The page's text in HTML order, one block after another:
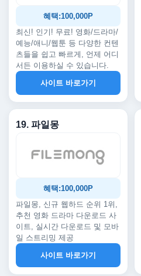
혜택:100,000P
최신! 인기! 무료! 영화/드라마/
예능/애니/웹툰 등 다양한 컨텐
츠들을 쉽고 빠르게, 언제 어디
서든 이용하실 수 있습니다.
사이트 바로가기
19. 파일몽
혜택:100,000P
파일몽, 신규 웹하드 순위 1위,
추천 영화 드라마 다운로드 사
이트, 실시간 다운로드 및 모바
일 스트리밍 제공
사이트 바로가기